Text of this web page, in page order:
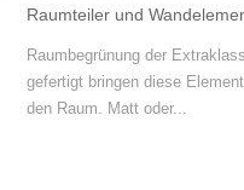
Raumteiler und
Raumbegrünung der
gefertigt bringen diese
den Raum. Matt oder...